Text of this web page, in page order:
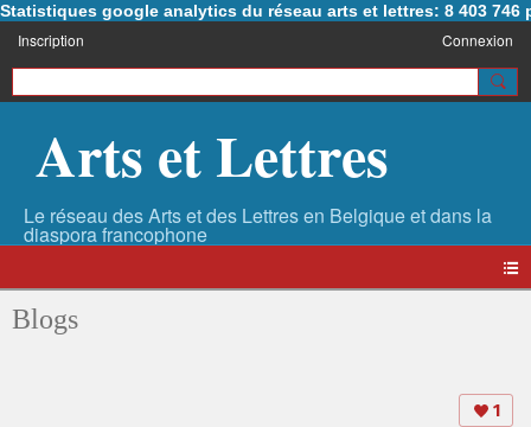
Statistiques google analytics du réseau arts et lettres: 8 403 746
Inscription Connexion
Arts et Lettres
Blogs
1